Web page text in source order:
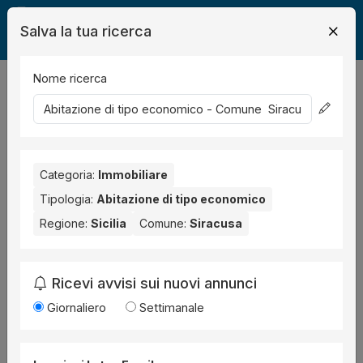
Legalmente Immobili
abitazione economica
Salva la tua ricerca
Nome ricerca
Categoria: Immobiliare
Tipologia: Abitazione di tipo economico
Regione: Sicilia Comune: Siracusa
Ricevi avvisi sui nuovi annunci
Giornaliero Settimanale